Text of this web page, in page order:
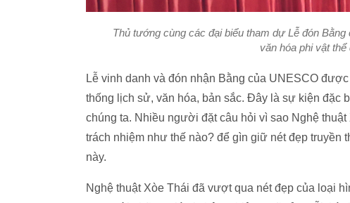
Thủ tướng cùng các đại biểu tham dự Lễ đón
văn hóa phi vật thể
Lễ vinh danh và đón nhận Bằng của UNESCO
thống lịch sử, văn hóa, bản sắc. Đây là sự kiện đặc
chúng ta. Nhiều người đặt câu hỏi vì sao Nghệ
trách nhiệm như thế nào? để gìn giữ nét đẹp truyền
này.
Nghệ thuật Xòe Thái đã vượt qua nét đẹp của loại